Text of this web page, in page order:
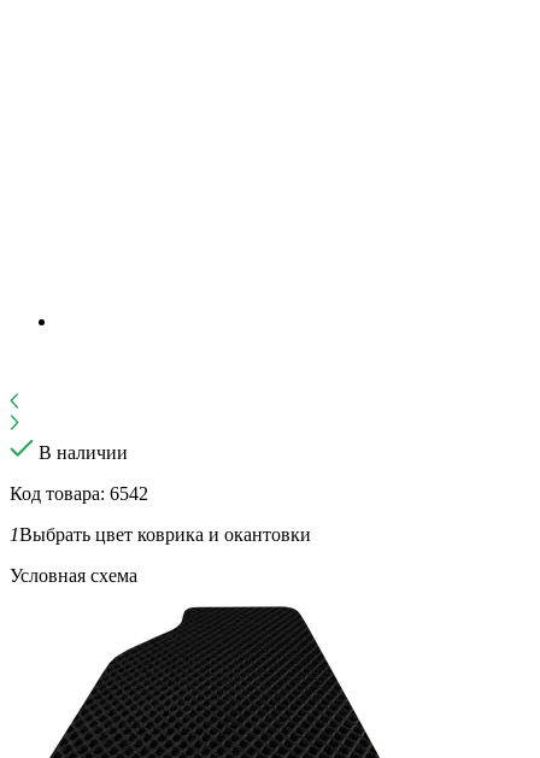
В наличии
Код товара: 6542
1Выбрать цвет коврика и окантовки
Условная схема